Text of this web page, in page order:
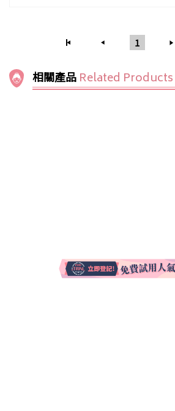
1
相關產品 Related Products